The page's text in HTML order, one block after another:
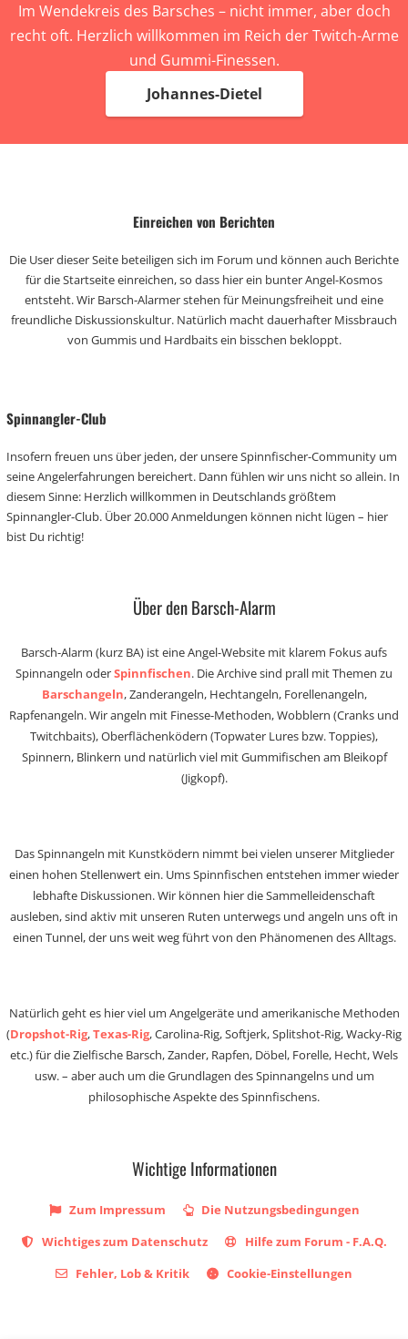
Im Wendekreis des Barsches – nicht immer, aber doch
recht oft. Herzlich willkommen im Reich der Twitch-Arme
und Gummi-Finessen.
Johannes-Dietel
Einreichen von Berichten
Die User dieser Seite beteiligen sich im Forum und können auch Berichte
für die Startseite einreichen, so dass hier ein bunter Angel-Kosmos
entsteht. Wir Barsch-Alarmer stehen für Meinungsfreiheit und eine
freundliche Diskussionskultur. Natürlich macht dauerhafter Missbrauch
von Gummis und Hardbaits ein bisschen bekloppt.
Spinnangler-Club
Insofern freuen uns über jeden, der unsere Spinnfischer-Community um
seine Angelerfahrungen bereichert. Dann fühlen wir uns nicht so allein. In
diesem Sinne: Herzlich willkommen in Deutschlands größtem
Spinnangler-Club. Über 20.000 Anmeldungen können nicht lügen – hier
bist Du richtig!
Über den Barsch-Alarm
Barsch-Alarm (kurz BA) ist eine Angel-Website mit klarem Fokus aufs
Spinnangeln oderSpinnfischen. Die Archive sind prall mit Themen zu
Barschangeln, Zanderangeln, Hechtangeln, Forellenangeln,
Rapfenangeln. Wir angeln mit Finesse-Methoden, Wobblern (Cranks und
Twitchbaits), Oberflächenködern (Topwater Lures bzw. Toppies),
Spinnern, Blinkern und natürlich viel mit Gummifischen am Bleikopf
(Jigkopf).
Das Spinnangeln mit Kunstködern nimmt bei vielen unserer Mitglieder
einen hohen Stellenwert ein. Ums Spinnfischen entstehen immer wieder
lebhafte Diskussionen. Wir können hier die Sammelleidenschaft
ausleben, sind aktiv mit unseren Ruten unterwegs und angeln uns oft in
einen Tunnel, der uns weit weg führt von den Phänomenen des Alltags.
Natürlich geht es hier viel um Angelgeräte und amerikanische Methoden
(Dropshot-Rig,Texas-Rig, Carolina-Rig, Softjerk, Splitshot-Rig, Wacky-Rig
etc.) für die Zielfische Barsch, Zander, Rapfen, Döbel, Forelle, Hecht, Wels
usw. – aber auch um die Grundlagen des Spinnangelns und um
philosophische Aspekte des Spinnfischens.
Wichtige Informationen
Zum Impressum
Die Nutzungsbedingungen
Wichtiges zum Datenschutz
Hilfe zum Forum - F.A.Q.
Fehler, Lob & Kritik
Cookie-Einstellungen